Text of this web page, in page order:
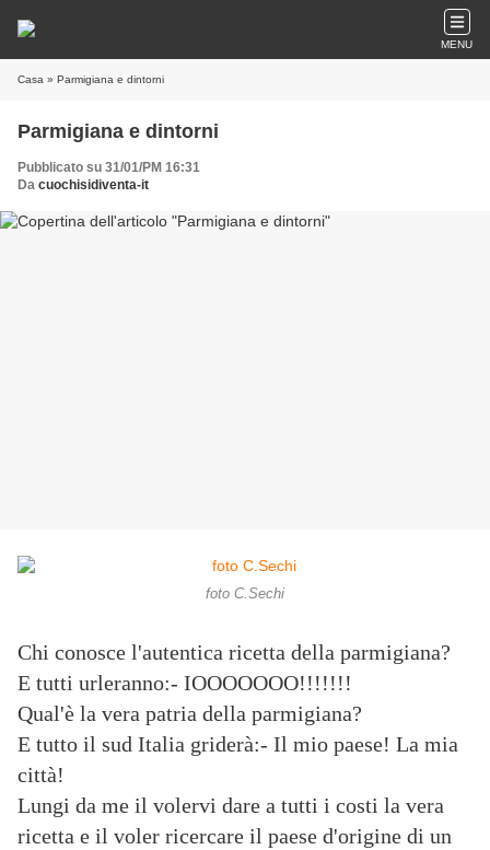
MENU
Casa » Parmigiana e dintorni
Parmigiana e dintorni
Pubblicato su 31/01/PM 16:31
Da cuochisidiventa-it
foto C.Sechi
Chi conosce l'autentica ricetta della parmigiana?
E tutti urleranno:- IOOOOOOO!!!!!!!
Qual'è la vera patria della parmigiana?
E tutto il sud Italia griderà:- Il mio paese! La mia
città!
Lungi da me il volervi dare a tutti i costi la vera
ricetta e il voler ricercare il paese d'origine di un